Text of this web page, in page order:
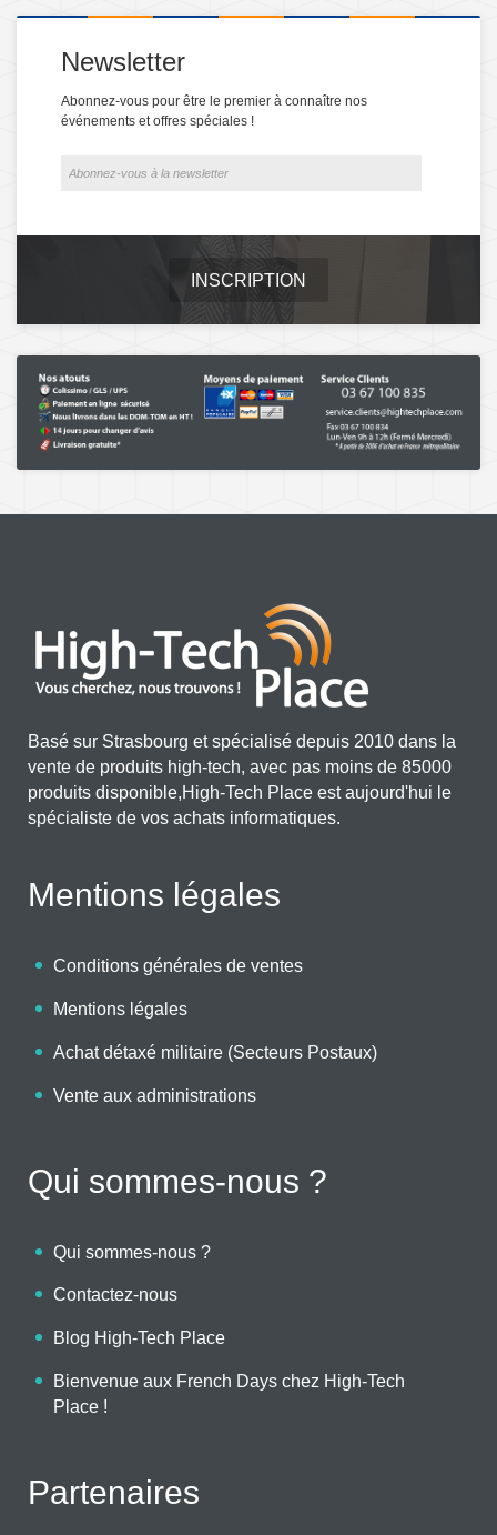
Newsletter
Abonnez-vous pour être le premier à connaître nos
événements et offres spéciales !
INSCRIPTION
Basé sur Strasbourg et spécialisé depuis 2010 dans la
vente de produits high-tech, avec pas moins de 85000
produits disponible,High-Tech Place est aujourd'hui le
spécialiste de vos achats informatiques.
Mentions légales
Conditions générales de ventes
Mentions légales
Achat détaxé militaire (Secteurs Postaux)
Vente aux administrations
Qui sommes-nous ?
Qui sommes-nous ?
Contactez-nous
Blog High-Tech Place
Bienvenue aux French Days chez High-Tech
Place !
Partenaires